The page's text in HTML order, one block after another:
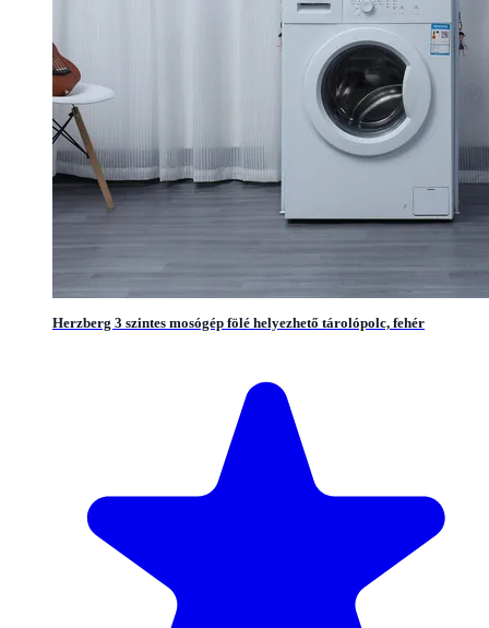
Herzberg 3 szintes mosógép fölé helyezhető tárolópolc, fehér